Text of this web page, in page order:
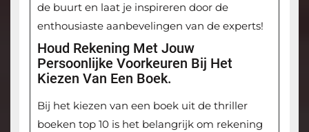
de buurt en laat je inspireren door de
enthousiaste aanbevelingen van de experts!
Houd Rekening Met Jouw
Persoonlijke Voorkeuren Bij Het
Kiezen Van Een Boek.
Bij het kiezen van een boek uit de thriller
boeken top 10 is het belangrijk om rekening